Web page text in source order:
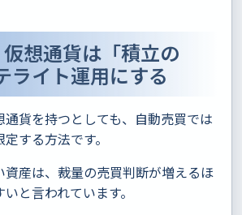
想通貨は「積立の
ライト運用にする
貨を持つとしても、自動売買では
する方法です。
資産は、裁量の売買判断が増えるほ
と言われています。